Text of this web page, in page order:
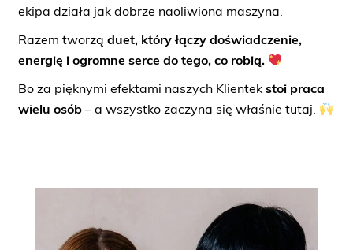
ekipa działa jak dobrze naoliwiona maszyna.
Razem tworzą duet, który łączy doświadczenie,
energię i ogromne serce do tego, co robią.
Bo za pięknymi efektami naszych Klientek stoi praca
wielu osób– a wszystko zaczyna się właśnie tutaj.